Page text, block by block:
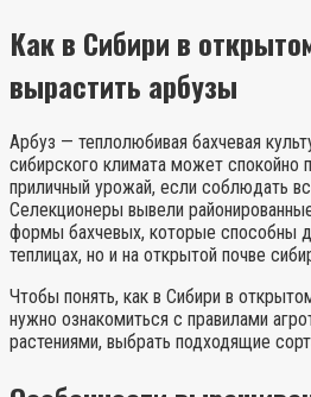
Как в Сибири в
вырастить арбузы
Арбуз — теплолюбивая бахчевая
сибирского климата может спокойно
приличный урожай, если соблюдать
Селекционеры вывели
формы бахчевых, которые способны
теплицах, но и на открытой почве
Чтобы понять, как в Сибири в
нужно ознакомиться с правилами
растениями, выбрать подходящие